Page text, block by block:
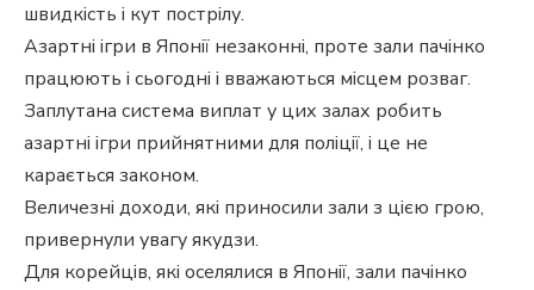
швидкість і кут пострілу.
Азартні ігри в Японії незаконні, проте зали пачінко
працюють і сьогодні і вважаються місцем розваг.
Заплутана система виплат у цих залах робить
азартні ігри прийнятними для поліції, і це не
карається законом.
Величезні доходи, які приносили зали з цією грою,
привернули увагу якудзи.
Для корейців, які оселялися в Японії, зали пачінко